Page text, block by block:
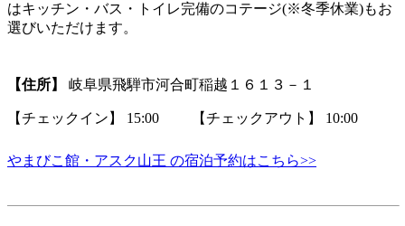
はキッチン・バス・トイレ完備のコテージ(※冬季休業)もお
選びいただけます。
【住所】 岐阜県飛騨市河合町稲越１６１３－１
【チェックイン】 15:00 【チェックアウト】 10:00
やまびこ館・アスク山王 の宿泊予約はこちら>>